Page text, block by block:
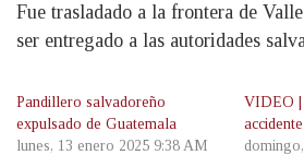
Fue trasladado a la frontera de
ser entregado a las autoridades
Pandillero salvadoreño
expulsado de Guatemala
lunes, 13 enero 2025 9:38 AM
VIDEO |